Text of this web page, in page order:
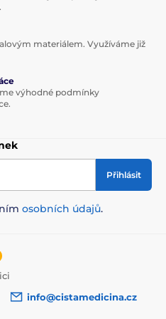
fleky, hyperpigmentaci
pokožky
pokožku a zanechala pleť
C působí na pleť
“krémové”
materiálem. Využíváme již
výhodné podmínky
Přihlásit
osobních údajů.
info@cistamedicina.cz